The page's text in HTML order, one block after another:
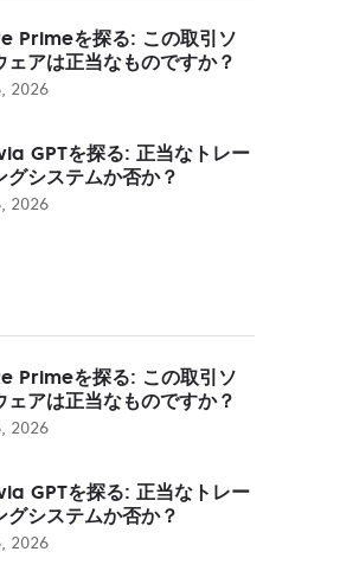
Primeを探る: この取引ソ
ェアは正当なものですか？
2026
GPTを探る: 正当なトレー
グシステムか否か？
2026
Primeを探る: この取引ソ
ェアは正当なものですか？
2026
GPTを探る: 正当なトレー
グシステムか否か？
2026